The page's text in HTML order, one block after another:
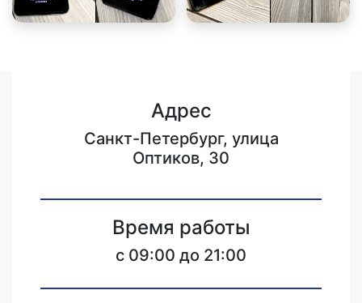
Адрес
Санкт-Петербург, улица
Оптиков, 30
Время работы
c 09:00 до 21:00